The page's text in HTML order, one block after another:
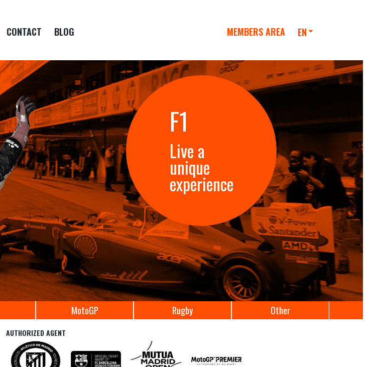
CONTACT BLOG MEMBERS AREA EN
F1
Live a
unique
experience
MotoGP Rugby Other
AUTHORIZED AGENT